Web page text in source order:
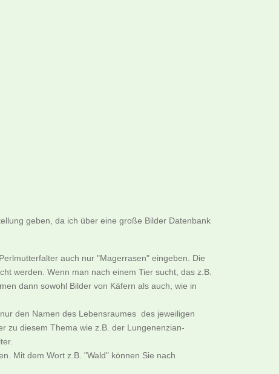
geben, da ich über eine große Bilder Datenbank
auch nur "Magerrasen" eingeben. Die
werden. Wenn man nach einem Tier sucht, das z.B.
dann sowohl Bilder von Käfern als auch, wie in
den Namen des Lebensraumes des jeweiligen
zu diesem Thema wie z.B. der Lungenenzian-
Mit dem Wort z.B. "Wald" können Sie nach